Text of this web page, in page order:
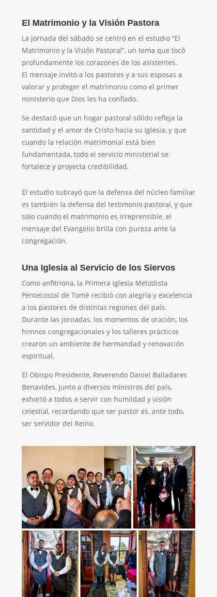
El Matrimonio y la Visión Pastora
La jornada del sábado se centró en el estudio “El
Matrimonio y la Visión Pastoral”, un tema que tocó
profundamente los corazones de los asistentes.
El mensaje invitó a los pastores y a sus esposas a
valorar y proteger el matrimonio como el primer
ministerio que Dios les ha confiado.
Se destacó que un hogar pastoral sólido refleja la
santidad y el amor de Cristo hacia su Iglesia, y que
cuando la relación matrimonial está bien
fundamentada, todo el servicio ministerial se
fortalece y proyecta credibilidad.
El estudio subrayó que la defensa del núcleo familiar
es también la defensa del testimonio pastoral, y que
solo cuando el matrimonio es irreprensible, el
mensaje del Evangelio brilla con pureza ante la
congregación.
Una Iglesia al Servicio de los Siervos
Como anfitriona, la Primera Iglesia Metodista
Pentecostal de Tomé recibió con alegría y excelencia
a los pastores de distintas regiones del país.
Durante las jornadas, los momentos de oración, los
himnos congregacionales y los talleres prácticos
crearon un ambiente de hermandad y renovación
espiritual.
El Obispo Presidente, Reverendo Daniel Balladares
Benavides, junto a diversos ministros del país,
exhortó a todos a servir con humildad y visión
celestial, recordando que ser pastor es, ante todo,
ser servidor del Reino.